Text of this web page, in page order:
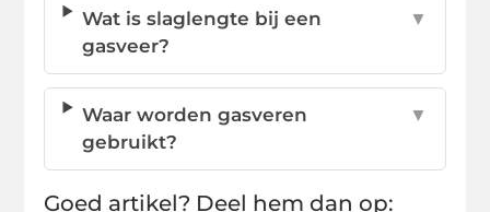
Wat is slaglengte bij een
gasveer?
▼
Waar worden gasveren
gebruikt?
▼
Goed artikel? Deel hem dan op: